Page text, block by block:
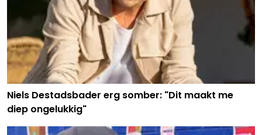
Niels Destadsbader erg somber: "Dit maakt me
diep ongelukkig"